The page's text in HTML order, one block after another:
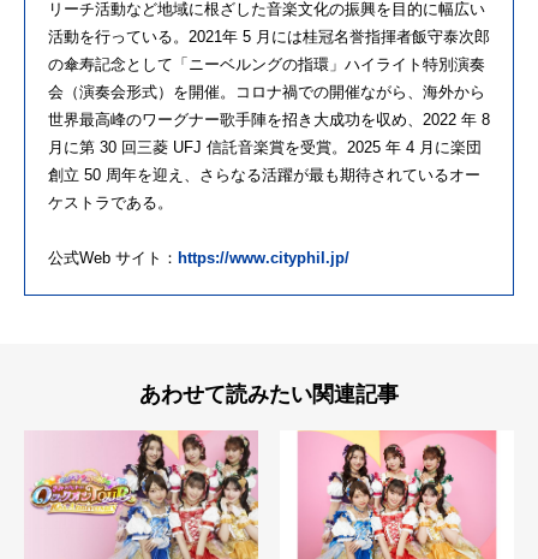
リーチ活動など地域に根ざした音楽文化の振興を目的に幅広い
活動を行っている。2021年 5 月には桂冠名誉指揮者飯守泰次郎
の傘寿記念として「ニーベルングの指環」ハイライト特別演奏
会（演奏会形式）を開催。コロナ禍での開催ながら、海外から
世界最高峰のワーグナー歌手陣を招き大成功を収め、2022 年 8
月に第 30 回三菱 UFJ 信託音楽賞を受賞。2025 年 4 月に楽団
創立 50 周年を迎え、さらなる活躍が最も期待されているオー
ケストラである。
公式Web サイト： https://www.cityphil.jp/
あわせて読みたい関連記事